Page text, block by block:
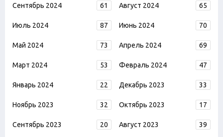
Сентябрь 2024 61 Август 2024 65
Июль 2024 87 Июнь 2024 70
Май 2024 73 Апрель 2024 69
Март 2024 53 Февраль 2024 47
Январь 2024 22 Декабрь 2023 33
Ноябрь 2023 32 Октябрь 2023 17
Сентябрь 2023 20 Август 2023 39